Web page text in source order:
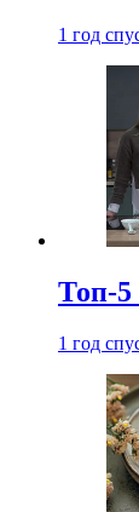
1 год
Топ-5
1 год